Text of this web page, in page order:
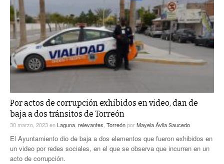
Por actos de corrupción exhibidos en video, dan de
baja a dos tránsitos de Torreón
30 marzo, 2023en Laguna, relevantes, TorreónporMayela Ávila Saucedo
El Ayuntamiento dio de baja a dos elementos que fueron exhibidos en
un video por redes sociales, en el que se observa que incurren en un
acto de corrupción.